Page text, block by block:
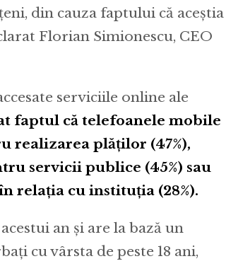
din cauza faptului că aceștia
Florian Simionescu, CEO
serviciile online ale
faptul că telefoanele mobile
realizarea plăților (47%),
servicii publice (45%) sau
relația cu instituția (28%).
an și are la bază un
cu vârsta de peste 18 ani,